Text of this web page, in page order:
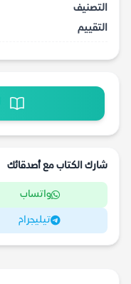
التصنيف
التقييم
شارك الكتاب مع أصدقائك
واتساب
تيليجرام